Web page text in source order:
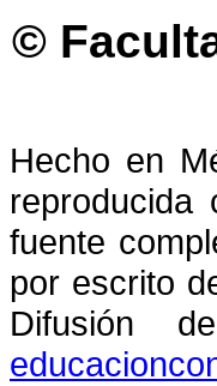
©
Hecho en
fuente
por escrito
Difusión